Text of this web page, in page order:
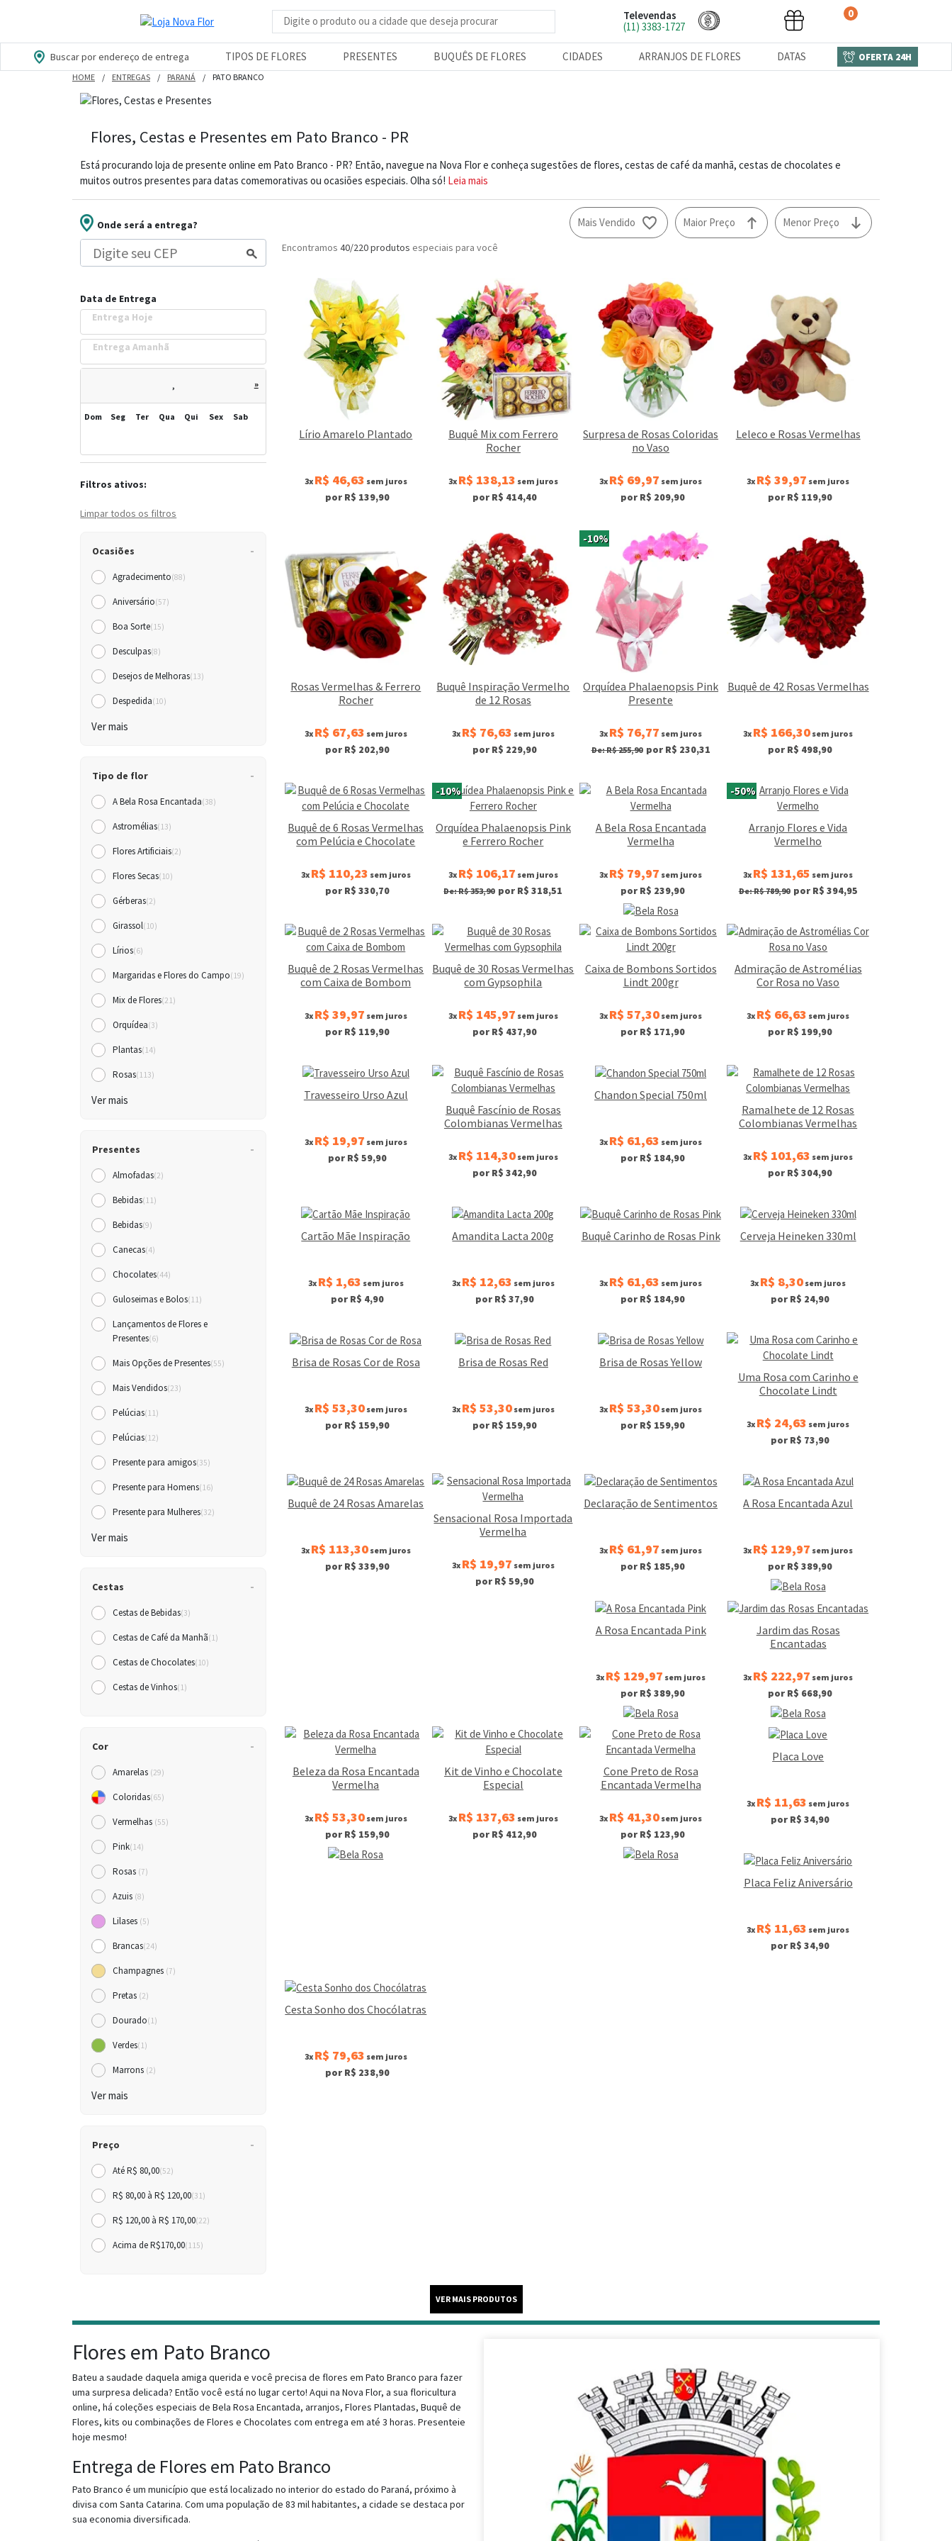
Busca de produtos
Televendas
(11) 3383-1727
0
Buscar por endereço de entrega TIPOS DE FLORES PRESENTES BUQUÊS DE FLORES CIDADES ARRANJOS DE FLORES DATAS OFERTA 24H
HOME ENTREGAS PARANÁ PATO BRANCO
Flores, Cestas e Presentes em Pato Branco - PR
Está procurando loja de presente online em Pato Branco - PR? Então, navegue na Nova Flor e conheça sugestões de flores, cestas de café da manhã, cestas de chocolates e
muitos outros presentes para datas comemorativas ou ocasiões especiais. Olha só! Leia mais
Onde será a entrega?
Data de Entrega
Entrega Hoje
Entrega Amanh
, »
Dom Seg Ter Qua Qui Sex Sab
Filtros ativos:
Limpar todos os filtros
Ocasiões
Agradecimento(88)
Aniversário(57)
Boa Sorte(15)
Desculpas(8)
Desejos de Melhoras(13)
Despedida(10)
Ver mais
Tipo de flor
A Bela Rosa Encantada(38)
Astromélias(13)
Flores Artificiais(2)
Flores Secas(10)
Gérberas(2)
Girassol(10)
Lírios(6)
Margaridas e Flores do Campo(19)
Mix de Flores(21)
Orquídea(3)
Plantas(14)
Rosas(113)
Ver mais
Presentes
Almofadas(2)
Bebidas(11)
Bebidas(9)
Canecas(4)
Chocolates(44)
Guloseimas e Bolos(11)
Lançamentos de Flores e
Presentes(6)
Mais Opções de Presentes(55)
Mais Vendidos(23)
Pelúcias(11)
Pelúcias(12)
Presente para amigos(35)
Presente para Homens(16)
Presente para Mulheres(32)
Ver mais
Cestas
Cestas de Bebidas(3)
Cestas de Café da Manh(1)
Cestas de Chocolates(10)
Cestas de Vinhos(1)
Cor
Amarelas (29)
Coloridas(65)
Vermelhas (55)
Pink(14)
Rosas (7)
Azuis (8)
Lilases (5)
Brancas(24)
Champagnes (7)
Pretas (2)
Dourado(1)
Verdes(1)
Marrons (2)
Ver mais
Preço
Até R$ 80,00(52)
R$ 80,00 à R$ 120,00(31)
R$ 120,00 à R$ 170,00(22)
Acima de R$170,00(115)
Menor Preço
Maior Preço
Mais Vendido
Encontramos40/220produtos especiais para você
Lírio Amarelo Plantado
3x R$ 46,63 sem juros
por R$ 139,90
Buquê Mix com Ferrero
Rocher
3x R$ 138,13 sem juros
por R$ 414,40
Surpresa de Rosas Coloridas
no Vaso
3x R$ 69,97 sem juros
por R$ 209,90
Leleco e Rosas Vermelhas
3x R$ 39,97 sem juros
por R$ 119,90
Rosas Vermelhas & Ferrero
Rocher
3x R$ 67,63 sem juros
por R$ 202,90
Buquê Inspiração Vermelho
de 12 Rosas
3x R$ 76,63 sem juros
por R$ 229,90
-10%
Orquídea Phalaenopsis Pink
Presente
3x R$ 76,77 sem juros
De: R$ 255,90 por R$ 230,31
Buquê de 42 Rosas Vermelhas
3x R$ 166,30 sem juros
por R$ 498,90
Buquê de 6 Rosas Vermelhas
com Pelúcia e Chocolate
3x R$ 110,23 sem juros
por R$ 330,70
-10%
Orquídea Phalaenopsis Pink
e Ferrero Rocher
3x R$ 106,17 sem juros
De: R$ 353,90 por R$ 318,51
A Bela Rosa Encantada
Vermelha
3x R$ 79,97 sem juros
por R$ 239,90
-50%
Arranjo Flores e Vida
Vermelho
3x R$ 131,65 sem juros
De: R$ 789,90 por R$ 394,95
Buquê de 2 Rosas Vermelhas
com Caixa de Bombom
3x R$ 39,97 sem juros
por R$ 119,90
Buquê de 30 Rosas Vermelhas
com Gypsophila
3x R$ 145,97 sem juros
por R$ 437,90
Caixa de Bombons Sortidos
Lindt 200gr
3x R$ 57,30 sem juros
por R$ 171,90
Admiração de Astromélias
Cor Rosa no Vaso
3x R$ 66,63 sem juros
por R$ 199,90
Travesseiro Urso Azul
3x R$ 19,97 sem juros
por R$ 59,90
Buquê Fascínio de Rosas
Colombianas Vermelhas
3x R$ 114,30sem juros
por R$ 342,90
Chandon Special 750ml
3x R$ 61,63 sem juros
por R$ 184,90
Ramalhete de 12 Rosas
Colombianas Vermelhas
3x R$ 101,63 sem juros
por R$ 304,90
Cartão Mãe Inspiração
3x R$ 1,63 sem juros
por R$ 4,90
Amandita Lacta 200g
3x R$ 12,63 sem juros
por R$ 37,90
Buquê Carinho de Rosas Pink
3x R$ 61,63 sem juros
por R$ 184,90
Cerveja Heineken 330ml
3x R$ 8,30 sem juros
por R$ 24,90
Brisa de Rosas Cor de Rosa
3x R$ 53,30sem juros
por R$ 159,90
Brisa de Rosas Red
3x R$ 53,30sem juros
por R$ 159,90
Brisa de Rosas Yellow
3x R$ 53,30 sem juros
por R$ 159,90
Uma Rosa com Carinho e
Chocolate Lindt
3x R$ 24,63 sem juros
por R$ 73,90
Buquê de 24 Rosas Amarelas
3x R$ 113,30sem juros
por R$ 339,90
Sensacional Rosa Importada
Vermelha
3x R$ 19,97 sem juros
por R$ 59,90
Declaração de Sentimentos
3x R$ 61,97 sem juros
por R$ 185,90
A Rosa Encantada Azul
3x R$ 129,97 sem juros
por R$ 389,90
A Rosa Encantada Pink
3x R$ 129,97 sem juros
por R$ 389,90
Jardim das Rosas
Encantadas
3x R$ 222,97 sem juros
por R$ 668,90
Beleza da Rosa Encantada
Vermelha
3x R$ 53,30sem juros
por R$ 159,90
Kit de Vinho e Chocolate
Especial
3x R$ 137,63 sem juros
por R$ 412,90
Cone Preto de Rosa
Encantada Vermelha
3x R$ 41,30 sem juros
por R$ 123,90
Placa Love
3x R$ 11,63 sem juros
por R$ 34,90
Placa Feliz Aniversário
3x R$ 11,63 sem juros
por R$ 34,90
Cesta Sonho dos Chocólatras
3x R$ 79,63 sem juros
por R$ 238,90
Flores em Pato Branco
Bateu a saudade daquela amiga querida e você precisa de flores em Pato Branco para fazer
uma surpresa delicada? Então você está no lugar certo! Aqui na Nova Flor, a sua floricultura
online, há coleções especiais de Bela Rosa Encantada, arranjos, Flores Plantadas, Buquê de
Flores, kits ou combinações de Flores e Chocolates com entrega em até 3 horas. Presenteie
hoje mesmo!
Entrega de Flores em Pato Branco
Pato Branco é um município que está localizado no interior do estado do Paraná, próximo à
divisa com Santa Catarina. Com uma população de 83 mil habitantes, a cidade se destaca por
sua economia diversificada.